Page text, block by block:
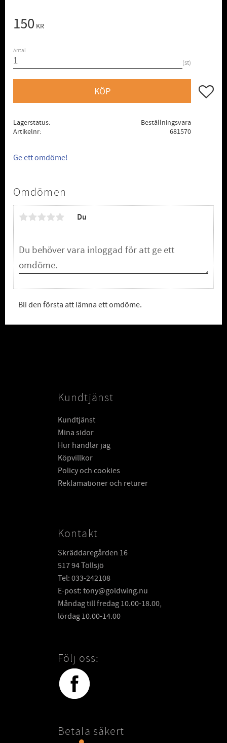
150 KR
Antal
st
KÖP Lägg
Lagerstatus
Beställningsvara
Artikelnr
681570
Ge ett omdöme!
Omdömen
Du
Bli den första att lämna ett omdöme.
Kundtjänst
Kundtjänst
Mina sidor
Hur handlar jag
Köpvillkor
Policy och cookies
Reklamationer och returer
Kontakt
Skräddaregården 16
517 94 Töllsjö
Tel: 033-242108
E-post: tony@goldwing.nu
Måndag till fredag 10.00-18.00,
lördag 10.00-14.00
Följ oss:
Betala säkert